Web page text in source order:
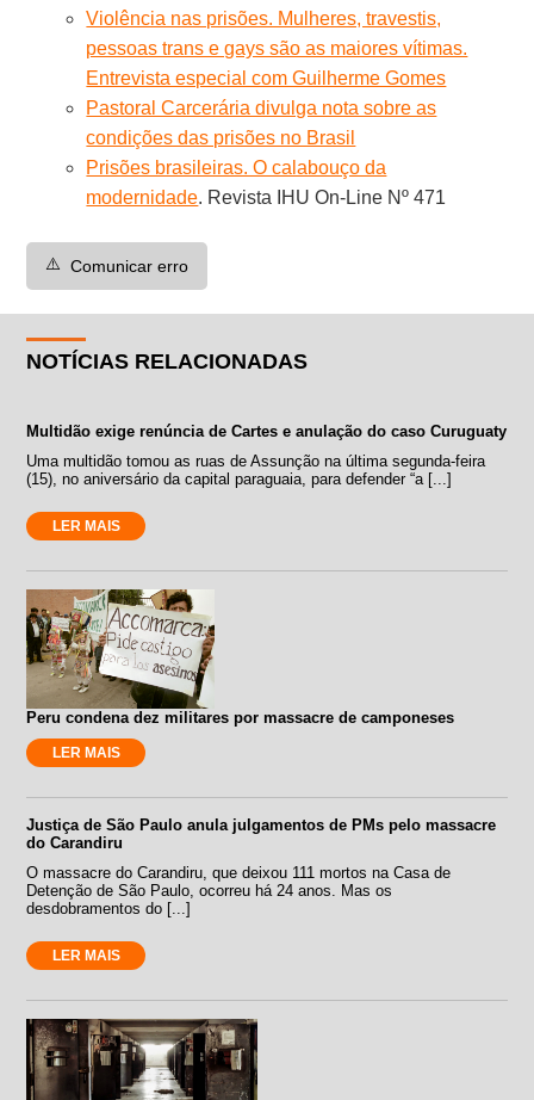
Violência nas prisões. Mulheres, travestis,
pessoas trans e gays são as maiores vítimas.
Entrevista especial com Guilherme Gomes
Pastoral Carcerária divulga nota sobre as
condições das prisões no Brasil
Prisões brasileiras. O calabouço da
modernidade. Revista IHU On-Line Nº 471
⚠️ Comunicar erro
NOTÍCIAS RELACIONADAS
Multidão exige renúncia de Cartes e anulação do caso Curuguaty
Uma multidão tomou as ruas de Assunção na última segunda-feira
(15), no aniversário da capital paraguaia, para defender “a [...]
LER MAIS
Peru condena dez militares por massacre de camponeses
LER MAIS
Justiça de São Paulo anula julgamentos de PMs pelo massacre
do Carandiru
O massacre do Carandiru, que deixou 111 mortos na Casa de
Detenção de São Paulo, ocorreu há 24 anos. Mas os
desdobramentos do [...]
LER MAIS